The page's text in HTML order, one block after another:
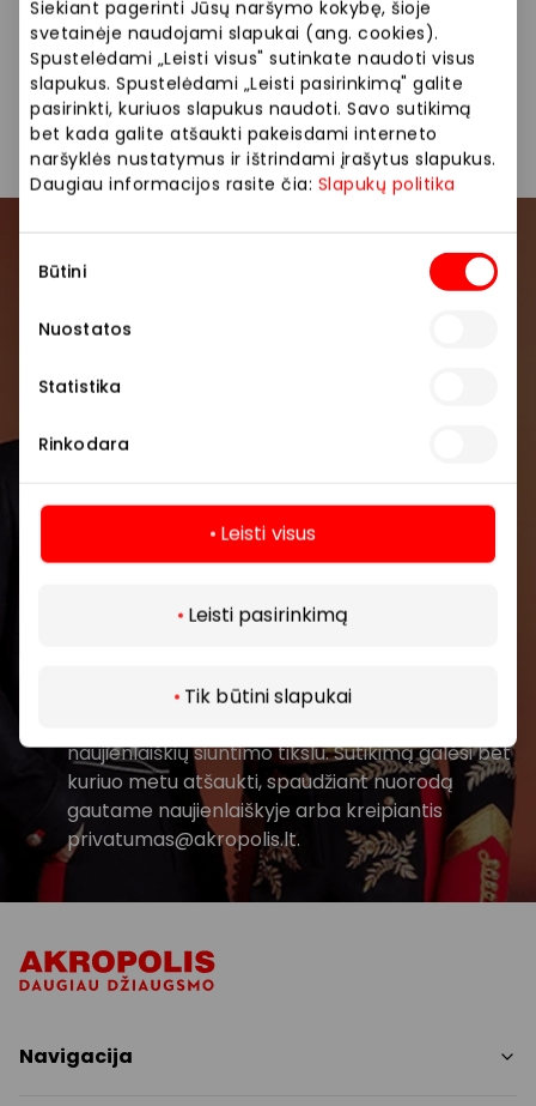
Siekiant pagerinti Jūsų naršymo kokybę, šioje
svetainėje naudojami slapukai (ang. cookies).
Spustelėdami „Leisti visus" sutinkate naudoti visus
slapukus. Spustelėdami „Leisti pasirinkimą" galite
pasirinkti, kuriuos slapukus naudoti. Savo sutikimą
bet kada galite atšaukti pakeisdami interneto
naršyklės nustatymus ir ištrindami įrašytus slapukus.
Daugiau informacijos rasite čia: Slapukų politika
pasirinkimas
Būtini
Nuostatos
Statistika
Rinkodara
Leisti visus
Leisti pasirinkimą
Tik būtini slapukai
laiką iš anksto, paskambinę mums 1608.
Bankai, greitieji kreditai Paslaugos
renginius ir naujausią informaciją iš AKROPOLIS
PPC AKROPOLIS naujienas. Dėl to AKROPOLIS
naujienlaiškių siuntimo tikslu. Sutikimą galėsi bet
kuriuo metu atšaukti, spaudžiant nuorodą
gautame naujienlaiškyje arba kreipiantis
privatumas@akropolis.lt.
Daugiau
Navigacija